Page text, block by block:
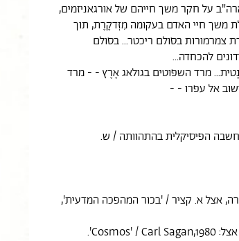
בארה"ב על חקר משך חייהם של אורגאניזמים,
משך חיי האדם בעקומה מִזְדקֶרֶת, תוך
צמרמורות בסולם ריכטר... בסולם
להכחדה...
מרד השפוטים בגולאג אֶרֶץ - - מרד
אל עפרו - -
הפיסיקלית בהתהוותה / ש.
האלכסנדרוני, סביב 6 לספירה, אצל א. קציר / 'בכור המהפכה המדעית',